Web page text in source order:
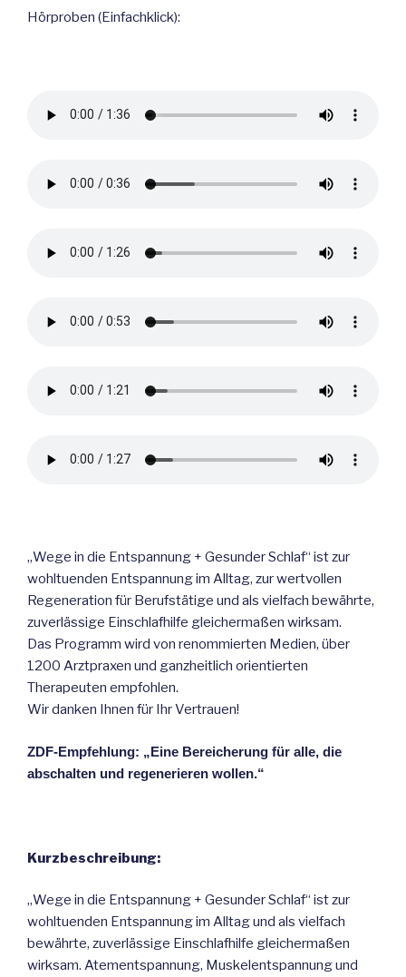
Hörproben (Einfachklick):
„Wege in die Entspannung + Gesunder Schlaf“ ist zur
wohltuenden Entspannung im Alltag, zur wertvollen
Regeneration für Berufstätige und als vielfach bewährte,
zuverlässige Einschlafhilfe gleichermaßen wirksam.
Das Programm wird von renommierten Medien, über
1200 Arztpraxen und ganzheitlich orientierten
Therapeuten empfohlen.
Wir danken Ihnen für Ihr Vertrauen!
ZDF-Empfehlung: „Eine Bereicherung für alle, die
abschalten und regenerieren wollen.“
Kurzbeschreibung:
„Wege in die Entspannung + Gesunder Schlaf“ ist zur
wohltuenden Entspannung im Alltag und als vielfach
bewährte, zuverlässige Einschlafhilfe gleichermaßen
wirksam. Atementspannung, Muskelentspannung und